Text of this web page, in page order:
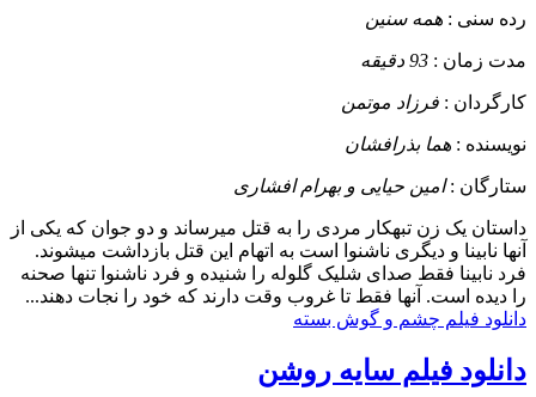
رده سنی : همه سنین
مدت زمان : 93 دقیقه
کارگردان : فرزاد موتمن
نویسنده : هما بذرافشان
ستارگان :امین حیایی و بهرام افشاری
داستان یک زن تبهکار مردی را به قتل میرساند و دو جوان که یکی از
آنها نابینا و دیگری ناشنوا است به اتهام این قتل بازداشت میشوند.
فرد نابینا فقط صدای شلیک گلوله را شنیده و فرد ناشنوا تنها صحنه
را دیده است. آنها فقط تا غروب وقت دارند که خود را نجات دهند...
دانلود فیلم چشم و گوش بسته
دانلود فیلم سایه روشن